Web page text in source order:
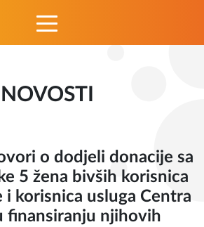
NOVOSTI
o dodjeli donacije sa
5 žena bivših korisnica
i korisnica usluga Centra
finansiranju njihovih